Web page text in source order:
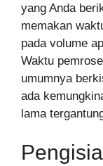
yang Anda
memakan
pada volume
Waktu
umumnya
ada
lama